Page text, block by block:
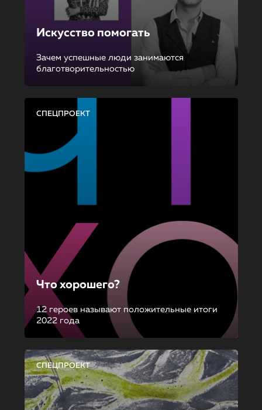
Искусство помогать
Зачем успешные люди занимаются
благотворительностью
СПЕЦПРОЕКТ
Что хорошего?
12 героев называют положительные итоги
2022 года
СПЕЦПРОЕКТ